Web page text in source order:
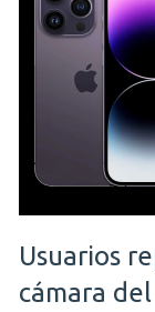
Usuarios
cámara